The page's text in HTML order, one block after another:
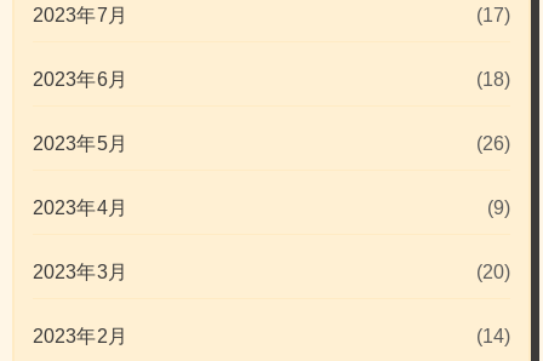
2023年7月 (17)
2023年6月 (18)
2023年5月 (26)
2023年4月 (9)
2023年3月 (20)
2023年2月 (14)